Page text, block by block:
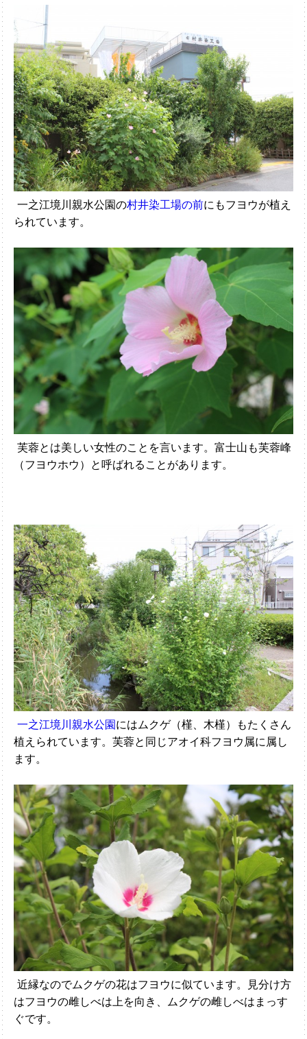
一之江境川親水公園の村井染工場の前にもフヨウが植え
られています。
芙蓉とは美しい女性のことを言います。富士山も芙蓉峰
（フヨウホウ）と呼ばれることがあります。
一之江境川親水公園にはムクゲ（槿、木槿）もたくさん
植えられています。芙蓉と同じアオイ科フヨウ属に属し
ます。
近縁なのでムクゲの花はフヨウに似ています。見分け方
はフヨウの雌しべは上を向き、ムクゲの雌しべはまっす
ぐです。